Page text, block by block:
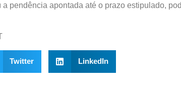
pendência apontada até o prazo estipulado,
Twitter LinkedIn